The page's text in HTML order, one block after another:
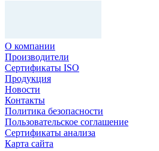
О компании
Производители
Сертификаты ISO
Продукция
Новости
Контакты
Политика безопасности
Пользовательское соглашение
Сертификаты анализа
Карта сайта